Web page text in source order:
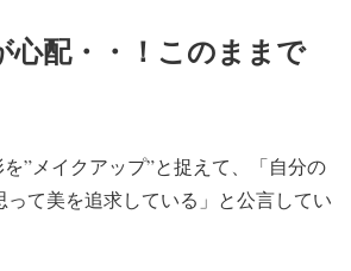
心配・・！このままで
”メイクアップ”と捉えて、
「自分の
て美を追求している」 と公言してい